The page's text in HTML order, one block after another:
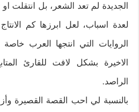
الجديدة‮ ‬لم تعد الشعر،‮ ‬بل انتقلت‮
‬لعدة اسباب،‮ ‬لعل ابرزها كم
الروايات التي انتجها العرب
الاخيرة‮ ‬بشكل لافت للقارئ
الراصد‮. ‬
بالنسبة لي‮ ‬احب القصة القصيرة‮